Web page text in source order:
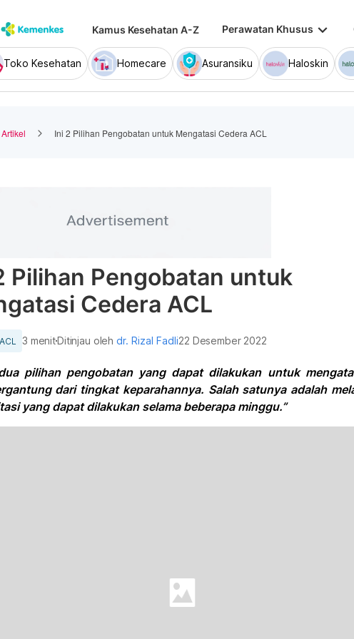
Kamus Kesehatan A-Z Perawatan Khusus keyboard_arrow_down
Toko Kesehatan Homecare Asuransiku Haloskin
Artikel Ini 2 Pilihan Pengobatan untuk Mengatasi Cedera ACL
Pilihan Pengobatan untuk
Cedera ACL
3 menitDitinjau olehdr. Rizal Fadli22 Desember 2022
pilihan pengobatan yang dapat dilakukan untuk
dari tingkat keparahannya. Salah satunya adalah
yang dapat dilakukan selama beberapa minggu.”